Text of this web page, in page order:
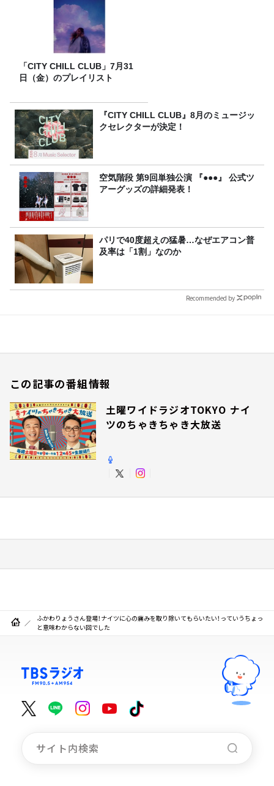
「CITY CHILL CLUB」7月31
日（金）のプレイリスト
『CITY CHILL CLUB』8月のミュージッ
クセレクターが決定！
空気階段 第9回単独公演 『●●●』 公式ツ
アーグッズの詳細発表！
パリで40度超えの猛暑…なぜエアコン普
及率は「1割」なのか
Recommended by
この記事の番組情報
土曜ワイドラジオTOKYO ナイ
ツのちゃきちゃき大放送
ふかわりょうさん登場！ナイツに心の痛みを取り除いてもらいたい！っていうちょっ
と意味わからない回でした